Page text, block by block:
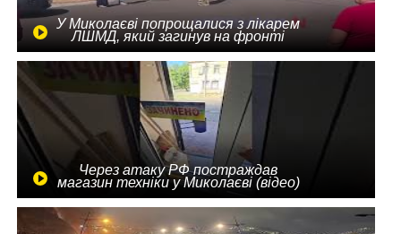
У Миколаєві попрощалися з лікарем
ЛШМД, який загинув на фронті
Через атаку РФ постраждав
магазин техніки у Миколаєві (відео)